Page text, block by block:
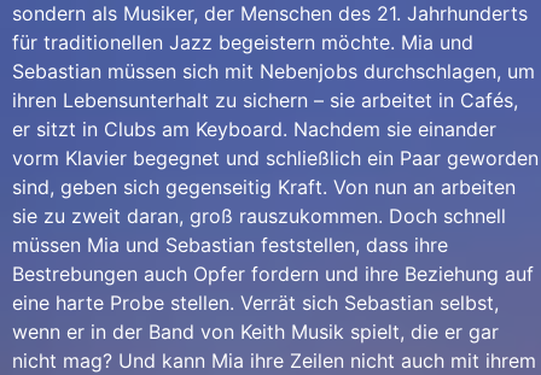
sondern als Musiker, der Menschen des 21. Jahrhunderts
für traditionellen Jazz begeistern möchte. Mia und
Sebastian müssen sich mit Nebenjobs durchschlagen, um
ihren Lebensunterhalt zu sichern – sie arbeitet in Cafés,
er sitzt in Clubs am Keyboard. Nachdem sie einander
vorm Klavier begegnet und schließlich ein Paar geworden
sind, geben sich gegenseitig Kraft. Von nun an arbeiten
sie zu zweit daran, groß rauszukommen. Doch schnell
müssen Mia und Sebastian feststellen, dass ihre
Bestrebungen auch Opfer fordern und ihre Beziehung auf
eine harte Probe stellen. Verrät sich Sebastian selbst,
wenn er in der Band von Keith Musik spielt, die er gar
nicht mag? Und kann Mia ihre Zeilen nicht auch mit ihrem